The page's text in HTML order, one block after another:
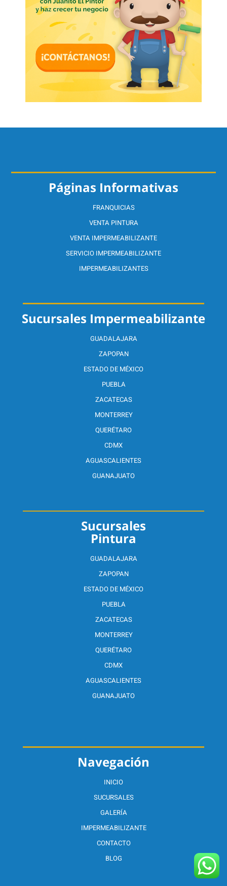
Navegación
INICIO
SUCURSALES
GALERÍA
IMPERMEABILIZANTE
CONTACTO
BLOG
Sucursales
Pintura
GUADALAJARA
ZAPOPAN
ESTADO DE MÉXICO
PUEBLA
ZACATECAS
MONTERREY
QUERÉTARO
CDMX
AGUASCALIENTES
GUANAJUATO
Sucursales Impermeabilizante
GUADALAJARA
ZAPOPAN
ESTADO DE MÉXICO
PUEBLA
ZACATECAS
MONTERREY
QUERÉTARO
CDMX
AGUASCALIENTES
GUANAJUATO
Páginas Informativas
FRANQUICIAS
VENTA PINTURA
VENTA IMPERMEABILIZANTE
SERVICIO IMPERMEABILIZANTE
IMPERMEABILIZANTES